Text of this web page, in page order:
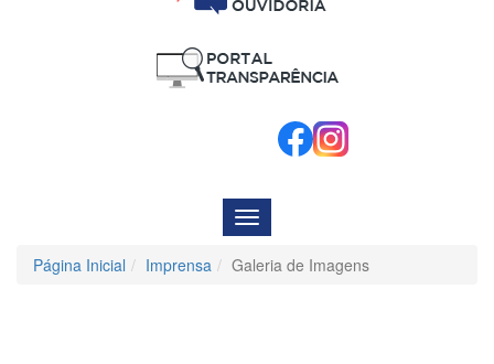
Menu
de
Navegação
Página Inicial Imprensa Galeria de Imagens